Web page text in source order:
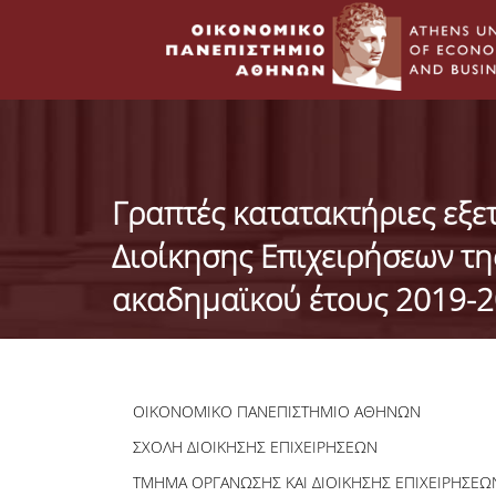
Γραπτές κατατακτήριες
Διοίκησης Επιχειρήσεων
ακαδημαϊκού έτους 2019-
ΟΙΚΟΝΟΜΙΚΟ ΠΑΝΕΠΙΣΤΗΜΙΟ ΑΘΗΝΩΝ
ΣΧΟΛΗ ΔΙΟΙΚΗΣΗΣ ΕΠΙΧΕΙΡΗΣΕΩΝ
ΤΜΗΜΑ ΟΡΓΑΝΩΣΗΣ ΚΑΙ ΔΙΟΙΚΗΣΗΣ